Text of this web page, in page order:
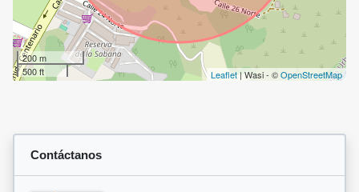
200 m
500 ft
Leaflet | Wasi - ©OpenStreetMap
Contáctanos